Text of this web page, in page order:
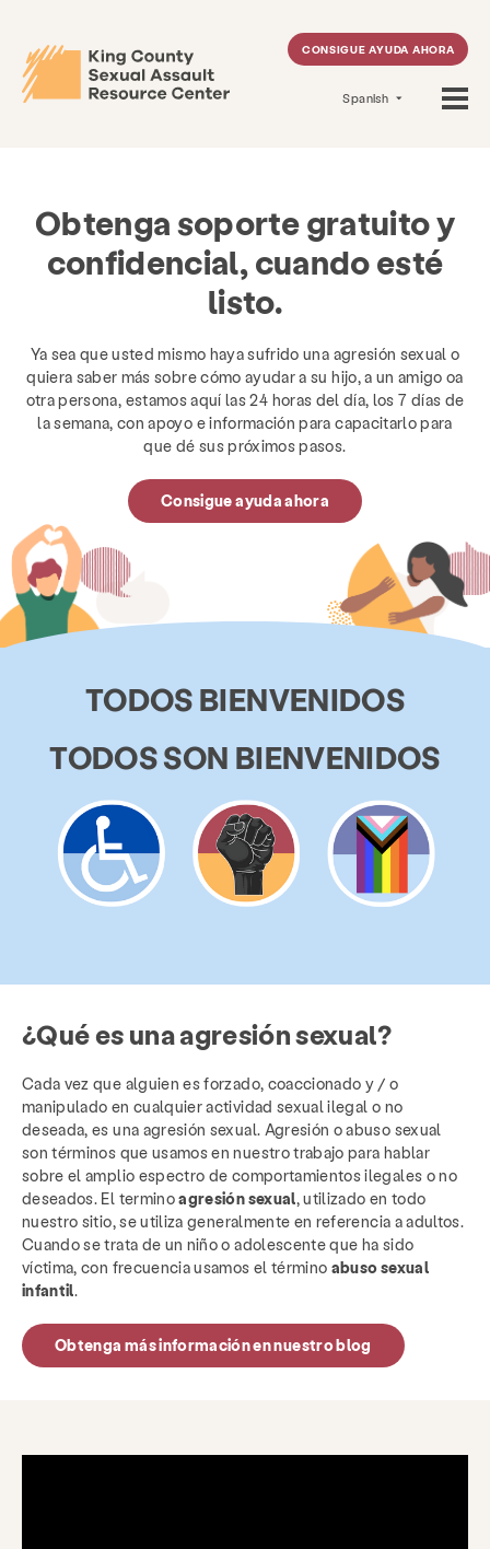
CONSIGUE AYUDA AHORA
Spanish
Obtenga soporte gratuito y
confidencial, cuando esté
listo.
Ya sea que usted mismo haya sufrido una agresión sexual o
quiera saber más sobre cómo ayudar a su hijo, a un amigo oa
otra persona, estamos aquí las 24 horas del día, los 7 días de
la semana, con apoyo e información para capacitarlo para
que dé sus próximos pasos.
Consigue ayuda ahora
TODOS BIENVENIDOS
TODOS SON BIENVENIDOS
¿Qué es una agresión sexual?
Cada vez que alguien es forzado, coaccionado y / o
manipulado en cualquier actividad sexual ilegal o no
deseada, es una agresión sexual. Agresión o abuso sexual
son términos que usamos en nuestro trabajo para hablar
sobre el amplio espectro de comportamientos ilegales o no
deseados. El terminoagresión sexual, utilizado en todo
nuestro sitio, se utiliza generalmente en referencia a adultos.
Cuando se trata de un niño o adolescente que ha sido
víctima, con frecuencia usamos el término abuso sexual
infantil.
Obtenga más información en nuestro blog